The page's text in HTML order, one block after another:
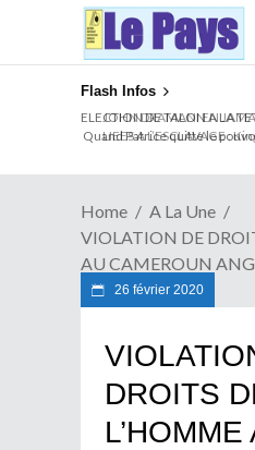
Flash Infos
ELECTION DE TALON A LA
Quand Patrice quitte le
Home
A La Une
VIOLATION DE
AU CAMEROUN
26 février 2020
DROITS
L’HOMME